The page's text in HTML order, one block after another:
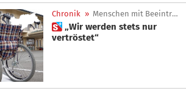
Chronik » Menschen mit Beeinträchtigung
 „Wir werden stets nur
vertröstet“